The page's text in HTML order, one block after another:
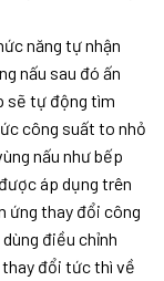
năng tự nhận
nấu sau đó ấn
sẽ tự động tìm
công suất to nhỏ
nấu như bếp
được áp dụng trên
ứng thay đổi công
điều chỉnh
đổi tức thì về